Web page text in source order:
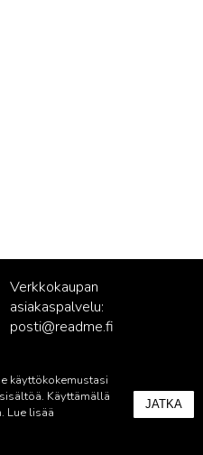
Verkkokaupan
asiakaspalvelu:
posti@readme.fi
käyttökokemustasi
Käyttämällä
Lue lisää
JATKA